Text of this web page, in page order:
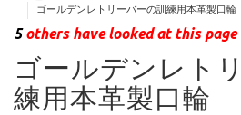
ゴールデンレトリーバーの訓練用本革製口輪
5others have looked at this page
ゴールデンレト
練用本革製口輪